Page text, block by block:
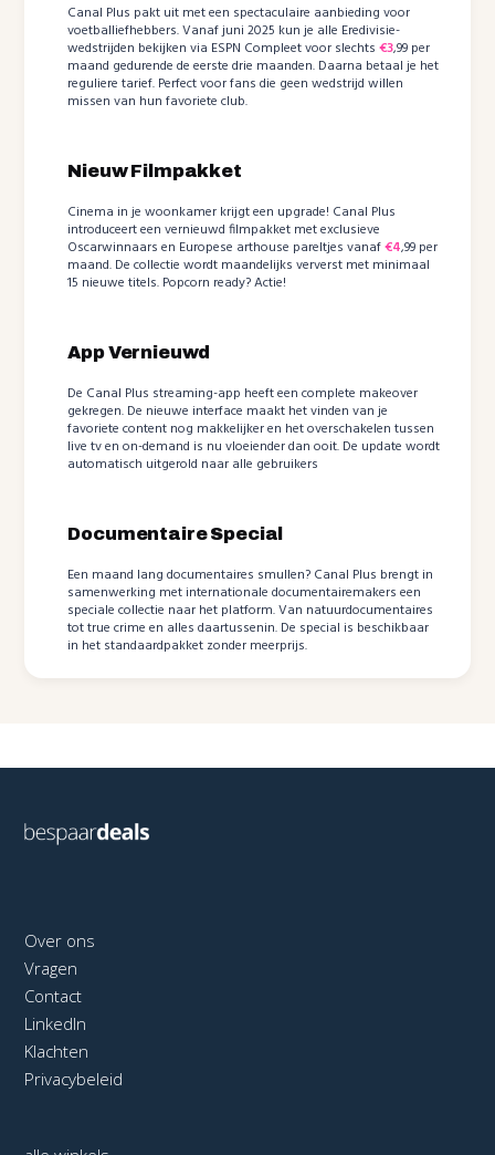
Canal Plus pakt uit met een spectaculaire aanbieding voor
voetballiefhebbers. Vanaf juni 2025 kun je alle Eredivisie-
wedstrijden bekijken via ESPN Compleet voor slechts€3,99 per
maand gedurende de eerste drie maanden. Daarna betaal je het
reguliere tarief. Perfect voor fans die geen wedstrijd willen
missen van hun favoriete club.
Nieuw Filmpakket
Cinema in je woonkamer krijgt een upgrade! Canal Plus
introduceert een vernieuwd filmpakket met exclusieve
Oscarwinnaars en Europese arthouse pareltjes vanaf€4,99 per
maand. De collectie wordt maandelijks ververst met minimaal
15 nieuwe titels. Popcorn ready? Actie!
App Vernieuwd
De Canal Plus streaming-app heeft een complete makeover
gekregen. De nieuwe interface maakt het vinden van je
favoriete content nog makkelijker en het overschakelen tussen
live tv en on-demand is nu vloeiender dan ooit. De update wordt
automatisch uitgerold naar alle gebruikers
Documentaire Special
Een maand lang documentaires smullen? Canal Plus brengt in
samenwerking met internationale documentairemakers een
speciale collectie naar het platform. Van natuurdocumentaires
tot true crime en alles daartussenin. De special is beschikbaar
in het standaardpakket zonder meerprijs.
Over ons
Vragen
Contact
LinkedIn
Klachten
Privacybeleid